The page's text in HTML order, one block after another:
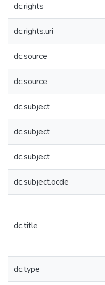
dc.rights
dc.rights.uri
dc.source
dc.source
dc.subject
dc.subject
dc.subject
dc.subject.ocde
dc.title
dc.type